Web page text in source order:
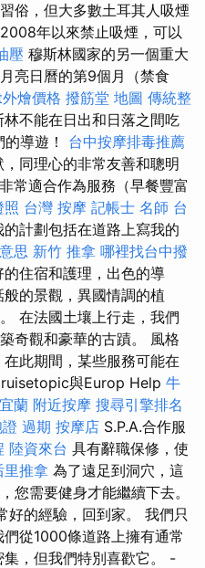
俗，但大多數土耳其人吸煙
年以來禁止吸煙，可以
壓 穆斯林國家的另一個重大
亮日曆的第9個月（禁食
燴價格 撥筋堂 地圖 傳統整
不能在日出和日落之間吃
導遊！ 台中按摩排毒推薦
同理心的非常友善和聰明
常適合作為服務（早餐豐富
照 台灣 按摩 記帳士 名師 台
計劃包括在道路上寫我的
思 新竹 推拿 哪裡找台中撥
住宿和護理，出色的導
的景觀，異國情調的植
在法國土壤上行走，我們
奇觀和豪華的古蹟。 風格
此期間，某些服務可能在
與Europ Help 牛
蘭 附近按摩 搜尋引擎排名
過期 按摩店 S.P.A.合作服
陸資來台 具有辭職保修，使
里推拿 為了遠足到洞穴，這
您需要健身才能繼續下去。
好的經驗，回到家。 我們只
從1000條道路上擁有通常
，但我們特別喜歡它。 -